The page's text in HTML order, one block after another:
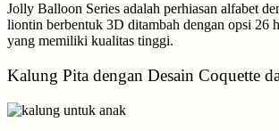
Jolly Balloon Series adalah perhiasan alfabet
liontin berbentuk 3D ditambah dengan opsi 26
yang memiliki kualitas tinggi.
Kalung Pita dengan Desain Coquette